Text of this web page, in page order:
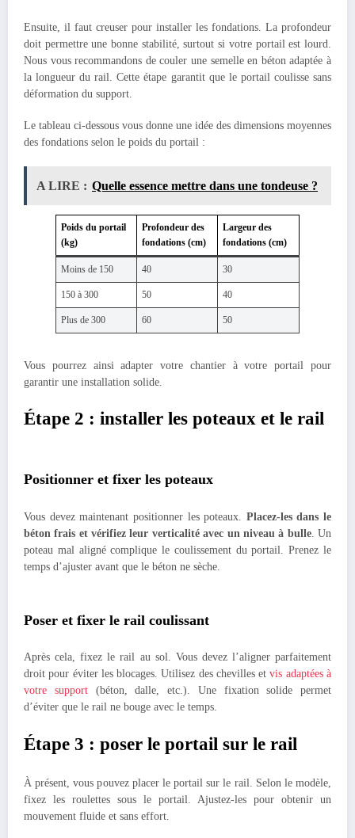
Ensuite, il faut creuser pour installer les fondations. La profondeur
doit permettre une bonne stabilité, surtout si votre portail est lourd.
Nous vous recommandons de couler une semelle en béton adaptée à
la longueur du rail. Cette étape garantit que le portail coulisse sans
déformation du support.
Le tableau ci-dessous vous donne une idée des dimensions moyennes
des fondations selon le poids du portail :
A LIRE : Quelle essence mettre dans une tondeuse ?
Poids du portail
(kg)
Profondeur des
fondations (cm)
Largeur des
fondations (cm)
Moins de 150 40 30
150 à 300 50 40
Plus de 300 60 50
Vous pourrez ainsi adapter votre chantier à votre portail pour
garantir une installation solide.
Étape 2 : installer les poteaux et le rail
Positionner et fixer les poteaux
Vous devez maintenant positionner les poteaux. Placez-les dans le
béton frais et vérifiez leur verticalité avec un niveau à bulle. Un
poteau mal aligné complique le coulissement du portail. Prenez le
temps d’ajuster avant que le béton ne sèche.
Poser et fixer le rail coulissant
Après cela, fixez le rail au sol. Vous devez l’aligner parfaitement
droit pour éviter les blocages. Utilisez des chevilles etvis adaptées à
votre support(béton, dalle, etc.). Une fixation solide permet
d’éviter que le rail ne bouge avec le temps.
Étape 3 : poser le portail sur le rail
À présent, vous pouvez placer le portail sur le rail. Selon le modèle,
fixez les roulettes sous le portail. Ajustez-les pour obtenir un
mouvement fluide et sans effort.